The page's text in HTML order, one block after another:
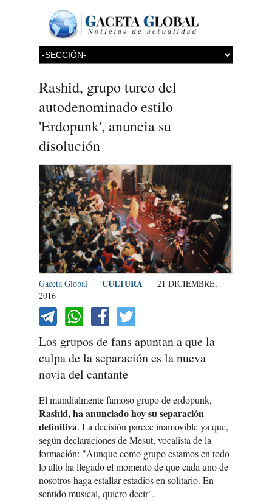
Rashid, grupo turco del
autodenominado estilo
'Erdopunk', anuncia su
disolución
Gaceta Global CULTURA
21 DICIEMBRE,
2016
Los grupos de fans apuntan a que la
culpa de la separación es la nueva
novia del cantante
El mundialmente famoso grupo de erdopunk,
Rashid, ha anunciado hoy su separación
definitiva. La decisión parece inamovible ya que,
según declaraciones de Mesut, vocalista de la
formación: "Aunque como grupo estamos en todo
lo alto ha llegado el momento de que cada uno de
nosotros haga estallar estadios en solitario. En
sentido musical, quiero decir".